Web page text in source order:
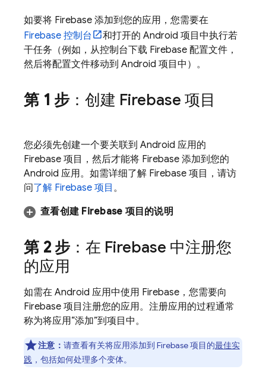
如要将 Firebase 添加到您的应用，您需要在
Firebase 控制台
和打开的 Android 项目中执行若
干任务（例如，从控制台下载 Firebase 配置文件，
然后将配置文件移动到 Android 项目中）。
第 1 步 ：创建 Firebase 项目
您必须先创建一个要关联到 Android 应用的
Firebase 项目，然后才能将 Firebase 添加到您的
Android 应用。如需详细了解 Firebase 项目，请访
问了解 Firebase 项目 。
查看创建 Firebase 项目的说明
第 2 步 ：在 Firebase 中注册您
的应用
如需在 Android 应用中使用 Firebase，您需要向
Firebase 项目注册您的应用。注册应用的过程通常
称为将应用“添加”到项目中。
注意： 请查看有关将应用添加到 Firebase 项目的最佳实
践 ，包括如何处理多个变体。